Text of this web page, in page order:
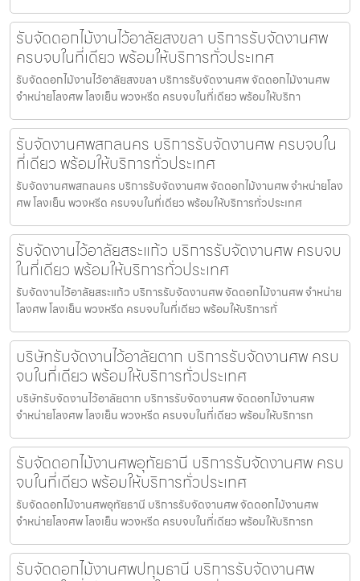
รับจัดดอกไม้งานไว้อาลัยสงขลา บริการรับจัดงานศพ
ครบจบในที่เดียว พร้อมให้บริการทั่วประเทศ
รับจัดดอกไม้งานไว้อาลัยสงขลา บริการรับจัดงานศพ จัดดอกไม้งานศพ
จำหน่ายโลงศพ โลงเย็น พวงหรีด ครบจบในที่เดียว พร้อมให้บริกา
รับจัดงานศพสกลนคร บริการรับจัดงานศพ ครบจบใน
ที่เดียว พร้อมให้บริการทั่วประเทศ
รับจัดงานศพสกลนคร บริการรับจัดงานศพ จัดดอกไม้งานศพ จำหน่ายโลง
ศพ โลงเย็น พวงหรีด ครบจบในที่เดียว พร้อมให้บริการทั่วประเทศ
รับจัดงานไว้อาลัยสระแก้ว บริการรับจัดงานศพ ครบจบ
ในที่เดียว พร้อมให้บริการทั่วประเทศ
รับจัดงานไว้อาลัยสระแก้ว บริการรับจัดงานศพ จัดดอกไม้งานศพ จำหน่าย
โลงศพ โลงเย็น พวงหรีด ครบจบในที่เดียว พร้อมให้บริการทั่
บริษัทรับจัดงานไว้อาลัยตาก บริการรับจัดงานศพ ครบ
จบในที่เดียว พร้อมให้บริการทั่วประเทศ
บริษัทรับจัดงานไว้อาลัยตาก บริการรับจัดงานศพ จัดดอกไม้งานศพ
จำหน่ายโลงศพ โลงเย็น พวงหรีด ครบจบในที่เดียว พร้อมให้บริการท
รับจัดดอกไม้งานศพอุทัยธานี บริการรับจัดงานศพ ครบ
จบในที่เดียว พร้อมให้บริการทั่วประเทศ
รับจัดดอกไม้งานศพอุทัยธานี บริการรับจัดงานศพ จัดดอกไม้งานศพ
จำหน่ายโลงศพ โลงเย็น พวงหรีด ครบจบในที่เดียว พร้อมให้บริการท
รับจัดดอกไม้งานศพปทุมธานี บริการรับจัดงานศพ